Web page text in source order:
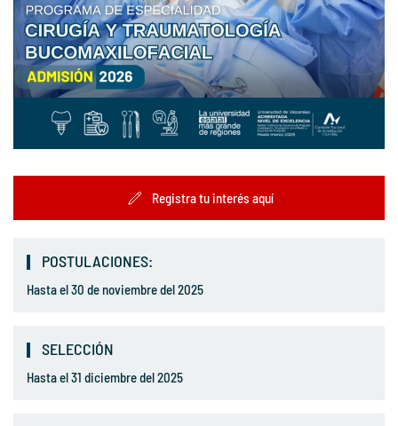
Registra tu interés aquí
POSTULACIONES:
Hasta el 30 de noviembre del 2025
SELECCIÓN
Hasta el 31 diciembre del 2025